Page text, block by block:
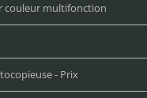
couleur multifonction
- Prix